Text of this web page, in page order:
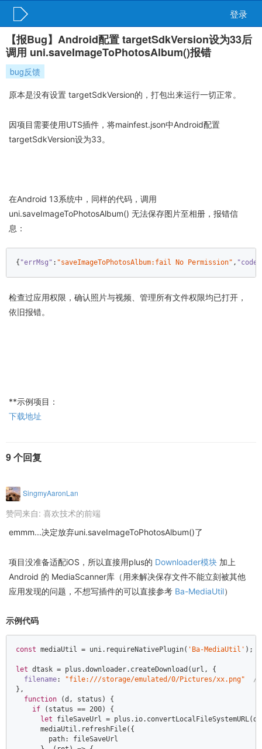
登录
【报Bug】Android配置 targetSdkVersion设为33后
调用 uni.saveImageToPhotosAlbum()报错
bug反馈
原本是没有设置 targetSdkVersion的，打包出来运行一切正常。
因项目需要使用UTS插件，将mainfest.json中Android配置
targetSdkVersion设为33。
在Android 13系统中，同样的代码，调用
uni.saveImageToPhotosAlbum() 无法保存图片至相册，报错信
息：
{ "errMsg" : "saveImageToPhotosAlbum:fail No Permission" , "code"
检查过应用权限，确认照片与视频、管理所有文件权限均已打开，
依旧报错。
**示例项目：
下载地址
9 个回复
SingmyAaronLan
赞同来自: 喜欢技术的前端
emmm...决定放弃uni.saveImageToPhotosAlbum()了
项目没准备适配iOS，所以直接用plus的 Downloader模块 加上
Android 的 MediaScanner库（用来解决保存文件不能立刻被其他
应用发现的问题，不想写插件的可以直接参考 Ba-MediaUtil）
示例代码
const mediaUtil = uni.requireNativePlugin( 'Ba-MediaUtil' );
let dtask = plus.downloader.createDownload(url, {
filename: "file:///storage/emulated/0/Pictures/xx.png"
//
},
function (d, status ) {
if (status == 200) {
let fileSaveUrl =
​      mediaUtil.refreshFile({
​        path: fileSaveUrl